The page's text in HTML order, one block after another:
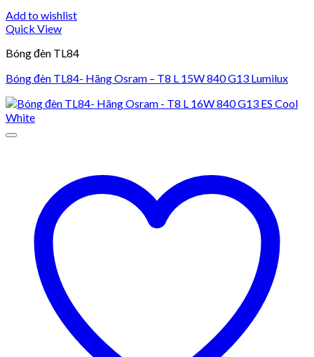
Add to wishlist
Quick View
Bóng đèn TL84
Bóng đèn TL84- Hãng Osram – T8 L 15W 840 G13 Lumilux